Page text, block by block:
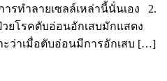
รทำลายเซลล์เหล่านี้นั่นเอง 2.
ยโรคตับอ่อนอักเสบมักแสดง
ะว่าเมื่อตับอ่อนมีการอักเสบ […]